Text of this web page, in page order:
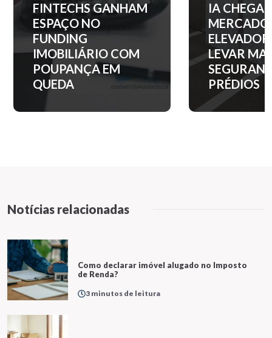
IA CHEGA AO
MERCADO DE
ELEVADORES PARA
LEVAR MAIS
SEGURANÇA AOS
PRÉDIOS
QUANTO
ENTRADA
NOS
BAIRROS
PAULO?
Notícias relacionadas
Como declarar imóvel alugado no Imposto
de Renda?
3 minutos de leitura